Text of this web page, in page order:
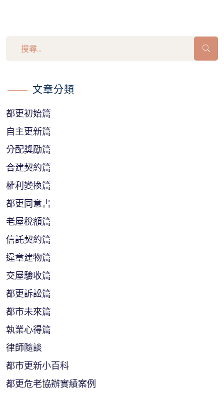
文章分類
都更初始篇
自主更新篇
分配獎勵篇
合建契約篇
權利變換篇
都更同意書
老屋稅額篇
信託契約篇
違章建物篇
交屋驗收篇
都更訴訟篇
都市未來篇
執業心得篇
律師隨談
都市更新小百科
都更危老協辦實績案例